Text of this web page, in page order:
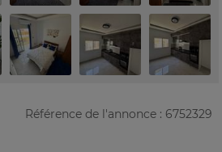
Référence de l'annonce : 6752329